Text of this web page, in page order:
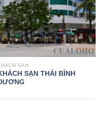
SẠN
SẠN THÁI BÌNH